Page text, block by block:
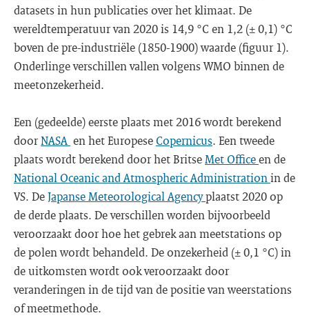
datasets in hun publicaties over het klimaat. De
wereldtemperatuur van 2020 is 14,9 °C en 1,2 (± 0,1) °C
boven de pre-industriële (1850-1900) waarde (figuur 1).
Onderlinge verschillen vallen volgens WMO binnen de
meetonzekerheid.
Een (gedeelde) eerste plaats met 2016 wordt berekend
doorNASA en het EuropeseCopernicus. Een tweede
plaats wordt berekend door het BritseMet Officeen de
National Oceanic and Atmospheric Administration in de
VS. DeJapanse Meteorological Agencyplaatst 2020 op
de derde plaats. De verschillen worden bijvoorbeeld
veroorzaakt door hoe het gebrek aan meetstations op
de polen wordt behandeld. De onzekerheid (± 0,1 °C) in
de uitkomsten wordt ook veroorzaakt door
veranderingen in de tijd van de positie van weerstations
of meetmethode.